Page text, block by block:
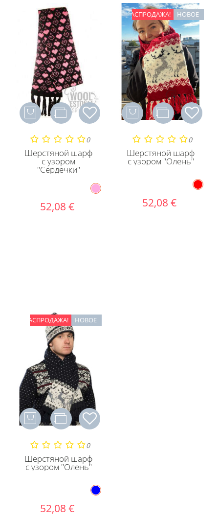
0
Шерстяной шарф
с узором
"Сердечки"
52,08 €
НОВОЕ
РАСПРОДАЖА!
0
Шерстяной шарф
с узором "Олень"
52,08 €
НОВОЕ
РАСПРОДАЖА!
0
Шерстяной шарф
с узором "Олень"
52,08 €